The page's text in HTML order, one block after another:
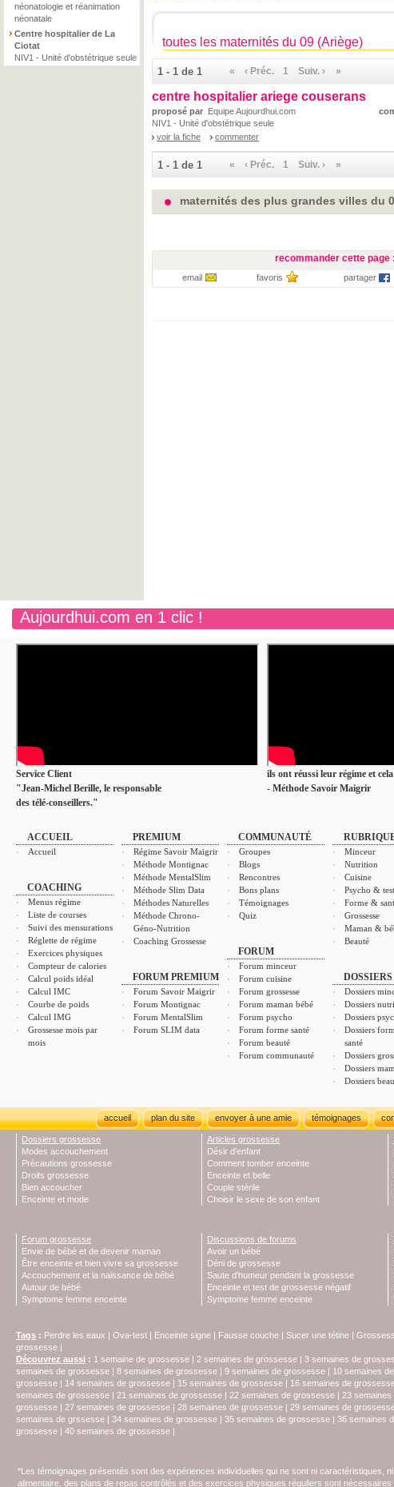
néonatologie et réanimation
néonatale
Centre hospitalier de La
Ciotat
NIV1 - Unité d'obstétrique seule
toutes les maternités du 09 (Ariège)
1 - 1 de 1 « ‹ Préc. 1 Suiv. › »
centre hospitalier ariege couserans
proposé par Equipe Aujourdhui.com
NIV1 - Unité d'obstétrique seule
voir la fiche
commenter
1 - 1 de 1 « ‹ Préc. 1 Suiv. › »
maternités des plus grandes villes du
recommander cette page :
email favoris partager
Aujourdhui.com en 1 clic !
Service Client
"Jean-Michel Berille, le responsable
des télé-conseillers."
ils ont réussi leur régime et
- Méthode Savoir Maigrir
ACCUEIL
Accueil
COACHING
Menus régime
Liste de courses
Suivi des mensurations
Réglette de régime
Exercices physiques
Compteur de calories
Calcul poids idéal
Calcul IMC
Courbe de poids
Calcul IMG
Grossesse mois par
mois
PREMIUM
Régime Savoir Maigrir
Méthode Montignac
Méthode MentalSlim
Méthode Slim Data
Méthodes Naturelles
Méthode Chrono-
Géno-Nutrition
Coaching Grossesse
FORUM PREMIUM
Forum Savoir Maigrir
Forum Montignac
Forum MentalSlim
Forum SLIM data
COMMUNAUTÉ
Groupes
Blogs
Rencontres
Bons plans
Témoignages
Quiz
FORUM
Forum minceur
Forum cuisine
Forum grossesse
Forum maman bébé
Forum psycho
Forum forme santé
Forum beauté
Forum communauté
Minceur
Nutrition
Cuisine
Psycho &
Forme &
Grossesse
Maman &
Beauté
DOSSIERS
Dossiers
Dossiers
Dossiers
Dossiers
santé
Dossiers
Dossiers
Dossiers
accueil plan du site envoyer à une amie témoignages
Dossiers grossesse
Modes accouchement
Précautions grossesse
Droits grossesse
Bien accoucher
Enceinte et mode
Articles grossesse
Désir d'enfant
Comment tomber enceinte
Enceinte et belle
Couple stérile
Choisir le sexe de son enfant
Forum grossesse
Envie de bébé et de devenir maman
Être enceinte et bien vivre sa grossesse
Accouchement et la naissance de bébé
Autour de bébé
Symptome femme enceinte
Discussions de forums
Avoir un bébé
Déni de grossesse
Saute d'humeur pendant la grossesse
Enceinte et test de grossesse négatif
Symptome femme enceinte
Tags : Perdre les eaux | Ova-test | Enceinte signe | Fausse couche | Sucer une tétine |
grossesse |
Découvrez aussi : 1 semaine de grossesse | 2 semaines de grossesse | 3 semaines de
semaines de grossesse | 8 semaines de grossesse | 9 semaines de grossesse | 10 semaines
grossesse | 14 semaines de grossesse | 15 semaines de grossesse | 16 semaines de
semaines de grossesse | 21 semaines de grossesse | 22 semaines de grossesse | 23
grossesse | 27 semaines de grossesse | 28 semaines de grossesse | 29 semaines de
semaines de grssesse | 34 semaines de grossesse | 35 semaines de grossesse | 36 semaines
grossesse | 40 semaines de grossesse |
*Les témoignages présentés sont des expériences individuelles qui ne sont ni caractéristiques,
alimentaire, des plans de repas contrôlés et des exercices physiques réguliers sont